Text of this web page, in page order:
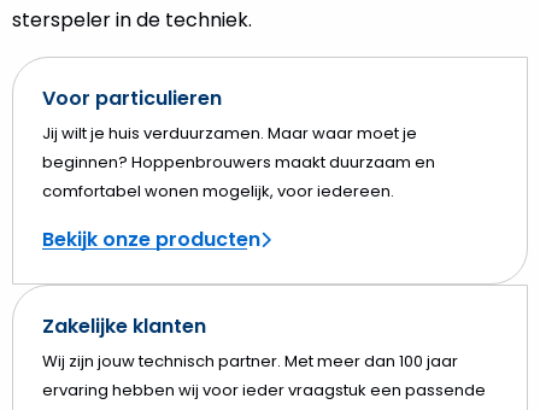
sterspeler in de techniek.
Voor particulieren
Jij wilt je huis verduurzamen. Maar waar moet je
beginnen? Hoppenbrouwers maakt duurzaam en
comfortabel wonen mogelijk, voor iedereen.
Bekijk onze producten
Zakelijke klanten
Wij zijn jouw technisch partner. Met meer dan 100 jaar
ervaring hebben wij voor ieder vraagstuk een passende